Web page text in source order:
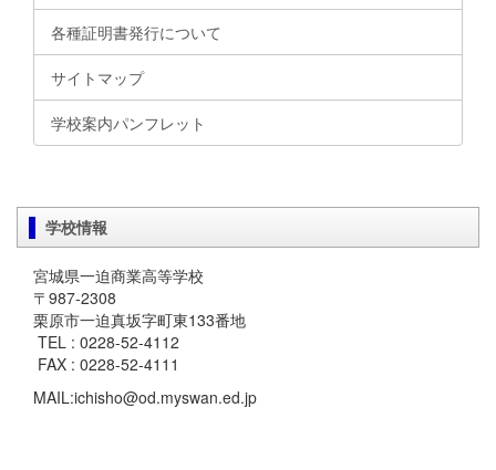
各種証明書発行について
サイトマップ
学校案内パンフレット
学校情報
宮城県一迫商業高等学校
〒987-2308
栗原市一迫真坂字町東133番地
TEL : 0228-52-4112
FAX : 0228-52-4111
MAIL:ichisho@od.myswan.ed.jp